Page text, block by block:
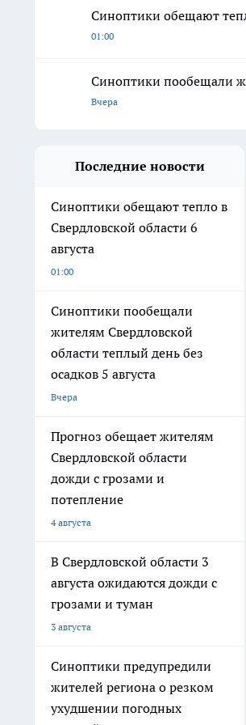
Синоптики обещают
01:00
Синоптики пообещали
Вчера
Последние новости
Синоптики обещают тепло в
Свердловской области 6
августа
01:00
Синоптики пообещали
жителям Свердловской
области теплый день без
осадков 5 августа
Вчера
Прогноз обещает жителям
Свердловской области
дожди с грозами и
потепление
4 августа
В Свердловской области 3
августа ожидаются дожди с
грозами и туман
3 августа
Синоптики предупредили
жителей региона о резком
ухудшении погодных